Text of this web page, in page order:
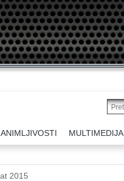
MULTIMEDIJA
2015